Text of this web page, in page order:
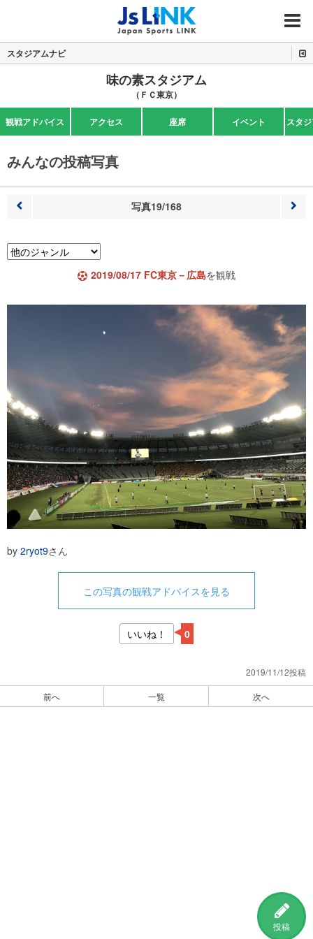
MENU
投稿
スタジアムナビ
味の素スタジアム
（ＦＣ東京）
観戦アドバイス アクセス 座席 イベント スタ
みんなの投稿写真
写真19/168
2019/08/17 FC東京－広島を観戦
by 2ryot9さん
この写真の観戦アドバイスを見る
いいね！ 0
2019/11/12投稿
前へ 一覧 次へ